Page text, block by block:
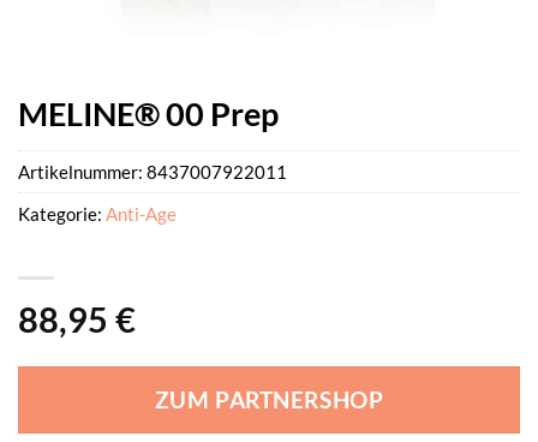
MELINE® 00 Prep
88,95 €
ZUM PARTNERSHOP
Artikelnummer: 8437007922011
Kategorie: Anti-Age